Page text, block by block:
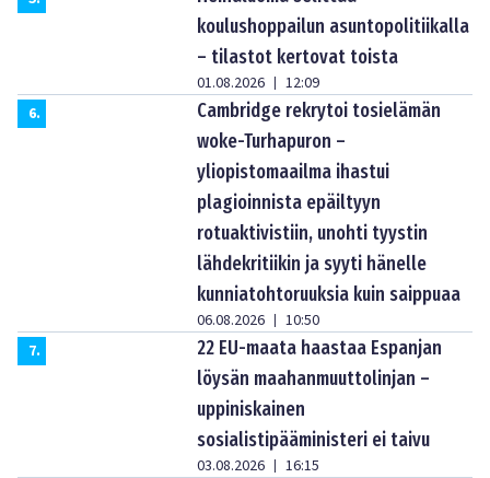
koulushoppailun asuntopolitiikalla
– tilastot kertovat toista
01.08.2026 | 12:09
6.
Cambridge rekrytoi tosielämän
woke-Turhapuron –
yliopistomaailma ihastui
plagioinnista epäiltyyn
rotuaktivistiin, unohti tyystin
lähdekritiikin ja syyti hänelle
kunniatohtoruuksia kuin saippuaa
06.08.2026 | 10:50
7.
22 EU-maata haastaa Espanjan
löysän maahanmuuttolinjan –
uppiniskainen
sosialistipääministeri ei taivu
03.08.2026 | 16:15